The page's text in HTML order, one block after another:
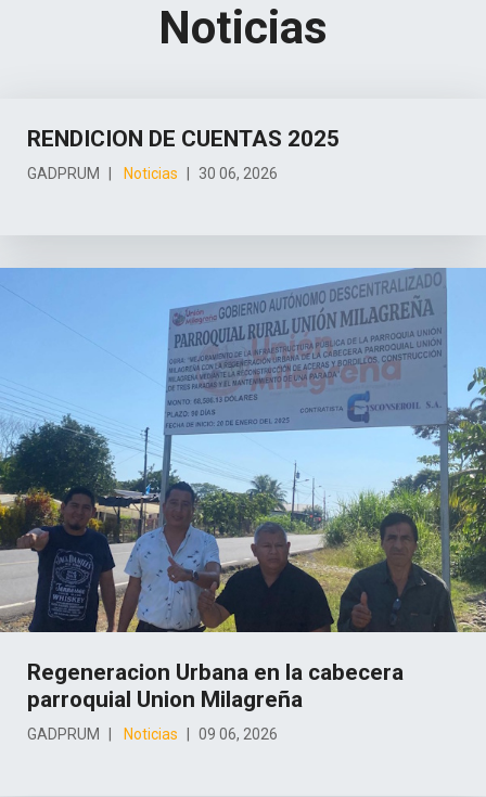
Noticias
RENDICION DE CUENTAS 2025
GADPRUM Noticias 30 06, 2026
Regeneracion Urbana en la cabecera
parroquial Union Milagreña
GADPRUM Noticias 09 06, 2026